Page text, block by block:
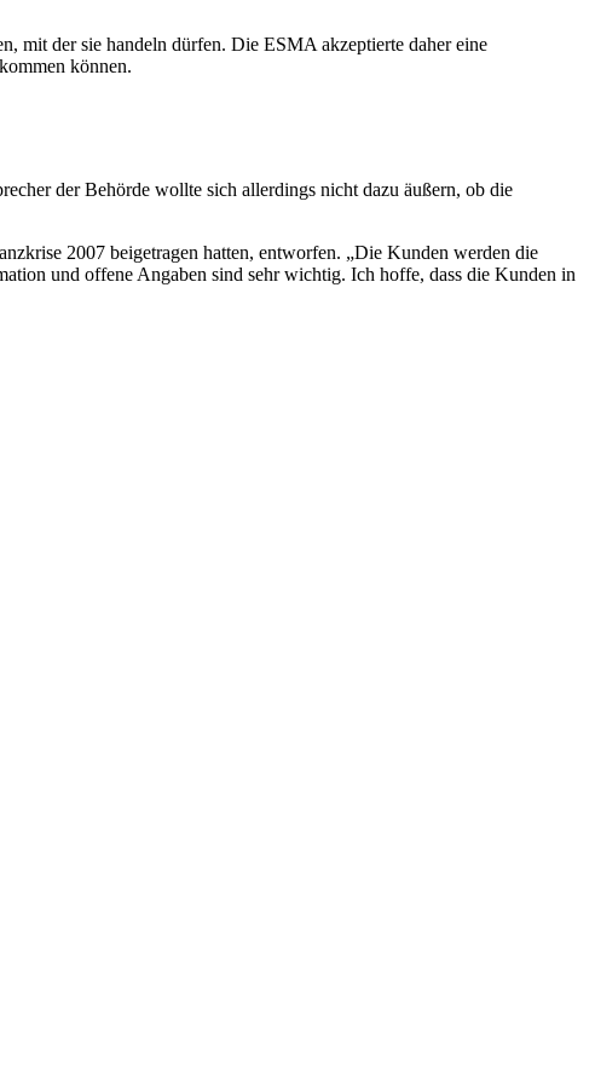
mit der sie handeln dürfen. Die ESMA akzeptierte daher eine
können.
der Behörde wollte sich allerdings nicht dazu äußern, ob die
2007 beigetragen hatten, entworfen. „Die Kunden werden die
und offene Angaben sind sehr wichtig. Ich hoffe, dass die Kunden in